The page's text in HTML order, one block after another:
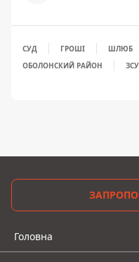
СУД ГРОШІ ШЛЮБ
ОБОЛОНСКИЙ РАЙОН
ЗСУ
Головна